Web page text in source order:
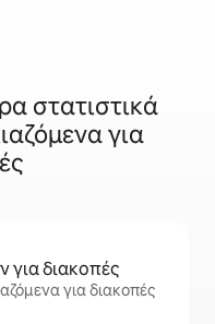
στατιστικά
για
για διακοπές
για διακοπές